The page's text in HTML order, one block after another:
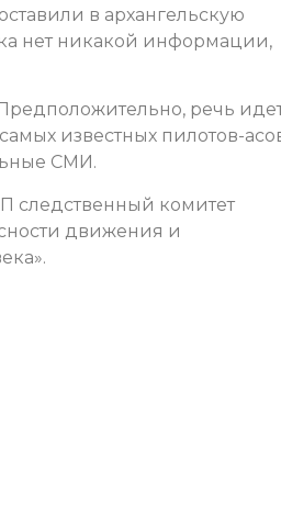
в архангельскую
нет никакой информации,
речь
известных пилотов-
СМИ.
следственный комитет
движения и